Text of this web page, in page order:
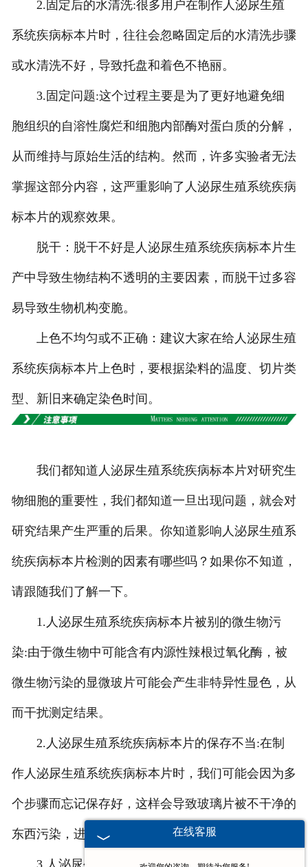
2.固定后的水清洗:很多用户在制作人泌尿生殖
系统疾病标本片时，往往会忽略固定后的水清洗步骤
或水清洗不好，导致托盘和着色不艳丽。
3.固定问题:这个过程主要是为了更好地避免细
胞组织的自溶性腐烂和细胞内部酶对蛋白质的分解，
从而维持与原始生活的结构。然而，许多实验者无法
掌握这部分内容，这严重影响了人泌尿生殖系统疾病
标本片的观察效果。
脱干：脱干不好是人泌尿生殖系统疾病标本片生
产中导致生物结构不透明的主要因素，而脱干过多容
易导致生物机构变脆。
上色不均匀或不正确：建议大家在给人泌尿生殖
系统疾病标本片上色时，要根据染料的温度、切片类
型、新旧来确定染色时间。
我们都知道人泌尿生殖系统疾病标本片对研究生
物细胞的重要性，我们都知道一旦出现问题，就会对
研究结果产生严重的后果。你知道影响人泌尿生殖系
统疾病标本片检测的因素有哪些吗？如果你不知道，
请跟随我们了解一下。
1.人泌尿生殖系统疾病标本片被别的微生物污
染:由于微生物中可能含有内源性辣根过氧化酶，被
微生物污染的显微玻片可能会产生非特异性显色，从
而干扰测定结果。
2.人泌尿生殖系统疾病标本片的保存不当:在制
作人泌尿生殖系统疾病标本片时，我们可能会因为多
个步骤而忘记保存好，这样会导致玻璃片被不干净的
东西污染，进而影响检测结果。在线客服